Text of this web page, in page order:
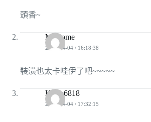
頭香~
MCcome
2010-04-04 / 16:18:38
裝潢也太卡哇伊了吧~~~~~
Kerry6818
2010-04-04 / 17:32:15